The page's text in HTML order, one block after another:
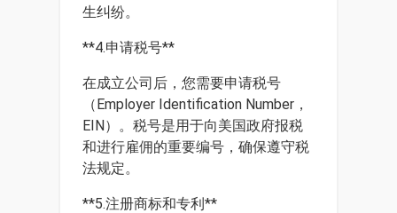
生纠纷。
**4.申请税号**
在成立公司后，您需要申请税号
（Employer Identification Number，
EIN）。税号是用于向美国政府报税
和进行雇佣的重要编号，确保遵守税
法规定。
**5.注册商标和专利**